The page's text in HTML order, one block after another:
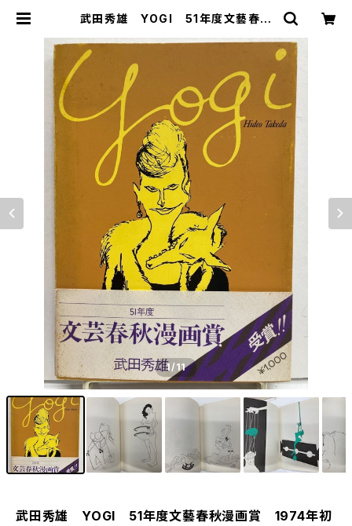
武田秀雄 YOGI 51年度文藝春秋
刷 私家版 | トムズボックス
1/11
武田秀雄 YOGI 51年度文藝春秋漫画賞 1974年初